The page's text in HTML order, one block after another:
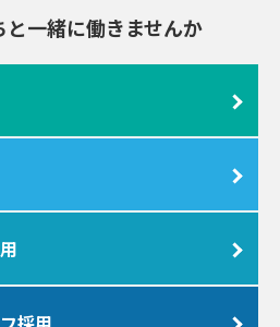
一緒に働きませんか